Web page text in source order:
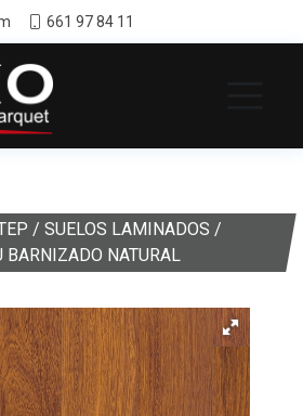
661 97 84 11
/ SUELOS LAMINADOS /
BARNIZADO NATURAL